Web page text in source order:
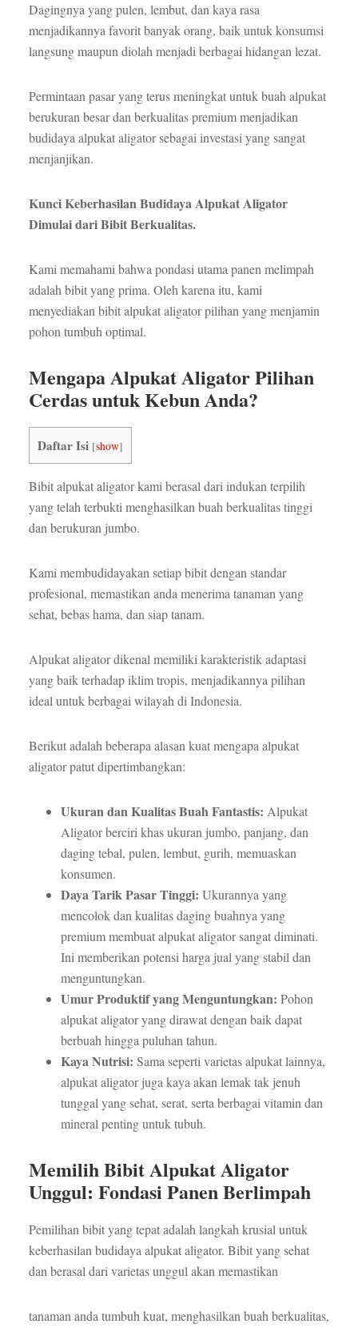
Dagingnya yang pulen, lembut, dan kaya rasa
menjadikannya favorit banyak orang, baik untuk konsumsi
langsung maupun diolah menjadi berbagai hidangan lezat.
Permintaan pasar yang terus meningkat untuk buah alpukat
berukuran besar dan berkualitas premium menjadikan
budidaya alpukat aligator sebagai investasi yang sangat
menjanjikan.
Kunci Keberhasilan Budidaya Alpukat Aligator
Dimulai dari Bibit Berkualitas.
Kami memahami bahwa pondasi utama panen melimpah
adalah bibit yang prima. Oleh karena itu, kami
menyediakan bibit alpukat aligator pilihan yang menjamin
pohon tumbuh optimal.
Mengapa Alpukat Aligator Pilihan
Cerdas untuk Kebun Anda?
Daftar Isi [show]
Bibit alpukat aligator kami berasal dari indukan terpilih
yang telah terbukti menghasilkan buah berkualitas tinggi
dan berukuran jumbo.
Kami membudidayakan setiap bibit dengan standar
profesional, memastikan anda menerima tanaman yang
sehat, bebas hama, dan siap tanam.
Alpukat aligator dikenal memiliki karakteristik adaptasi
yang baik terhadap iklim tropis, menjadikannya pilihan
ideal untuk berbagai wilayah di Indonesia.
Berikut adalah beberapa alasan kuat mengapa alpukat
aligator patut dipertimbangkan:
Ukuran dan Kualitas Buah Fantastis: Alpukat
Aligator berciri khas ukuran jumbo, panjang, dan
daging tebal, pulen, lembut, gurih, memuaskan
konsumen.
Daya Tarik Pasar Tinggi: Ukurannya yang
mencolok dan kualitas daging buahnya yang
premium membuat alpukat aligator sangat diminati.
Ini memberikan potensi harga jual yang stabil dan
menguntungkan.
Umur Produktif yang Menguntungkan: Pohon
alpukat aligator yang dirawat dengan baik dapat
berbuah hingga puluhan tahun.
Kaya Nutrisi: Sama seperti varietas alpukat lainnya,
alpukat aligator juga kaya akan lemak tak jenuh
tunggal yang sehat, serat, serta berbagai vitamin dan
mineral penting untuk tubuh.
Memilih Bibit Alpukat Aligator
Unggul: Fondasi Panen Berlimpah
Pemilihan bibit yang tepat adalah langkah krusial untuk
keberhasilan budidaya alpukat aligator. Bibit yang sehat
dan berasal dari varietas unggul akan memastikan
tanaman anda tumbuh kuat, menghasilkan buah berkualitas,